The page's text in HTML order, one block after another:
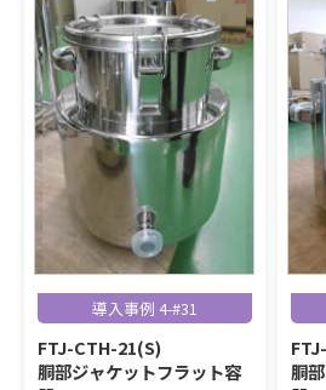
導入事例 4-#31
FTJ-CTH-21(S)
胴部ジャケットフラット容
胴